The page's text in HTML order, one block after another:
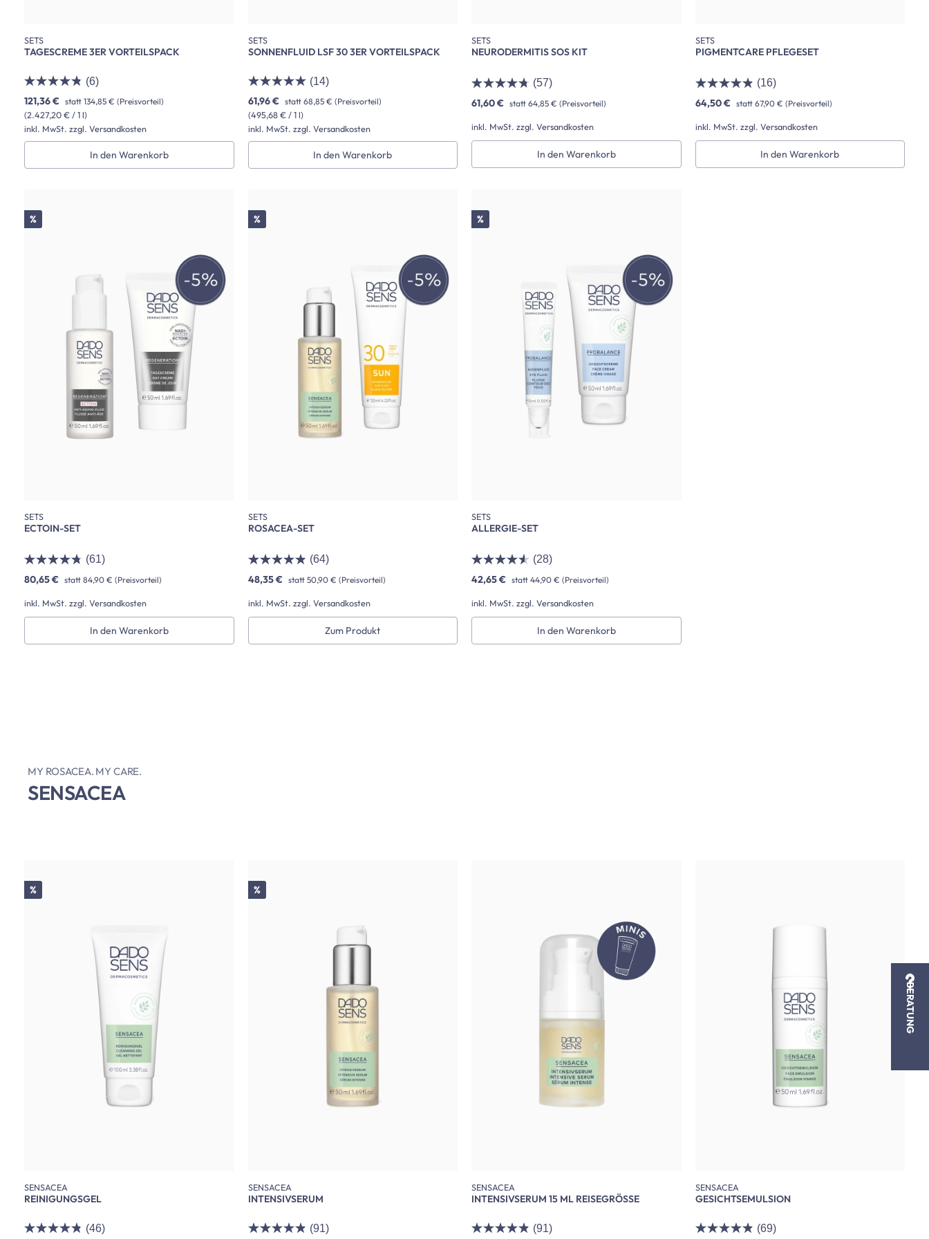
SETS
TAGESCREME 3ER VORTEILSPACK
(6)
(2.427,20 € / 1 l)
121,36 € statt 134,85 € (Preisvorteil)
inkl. MwSt. zzgl. Versandkosten
In den Warenkorb
SETS
SONNENFLUID LSF 30 3ER VORTEILSPACK
(14)
(495,68 € / 1 l)
61,96 € statt 68,85 € (Preisvorteil)
inkl. MwSt. zzgl. Versandkosten
In den Warenkorb
SETS
NEURODERMITIS SOS KIT
(57)
61,60 € statt 64,85 € (Preisvorteil)
inkl. MwSt. zzgl. Versandkosten
In den Warenkorb
SETS
PIGMENTCARE PFLEGESET
(16)
64,50 € statt 67,90 € (Preisvorteil)
inkl. MwSt. zzgl. Versandkosten
In den Warenkorb
Rabatt
%
SETS
ECTOIN-SET
(61)
80,65 € statt 84,90 € (Preisvorteil)
inkl. MwSt. zzgl. Versandkosten
In den Warenkorb
Rabatt
%
SETS
ROSACEA-SET
(64)
48,35 € statt 50,90 € (Preisvorteil)
inkl. MwSt. zzgl. Versandkosten
Zum Produkt
Rabatt
%
SETS
ALLERGIE-SET
(28)
42,65 € statt 44,90 € (Preisvorteil)
inkl. MwSt. zzgl. Versandkosten
In den Warenkorb
MY ROSACEA. MY CARE.
SENSACEA
Rabatt
%
SENSACEA
REINIGUNGSGEL
(46)
Rabatt
%
SENSACEA
INTENSIVSERUM
(91)
SENSACEA
INTENSIVSERUM 15 ML REISEGRÖSSE
(91)
SENSACEA
GESICHTSEMULSION
(69)
BERATUNG